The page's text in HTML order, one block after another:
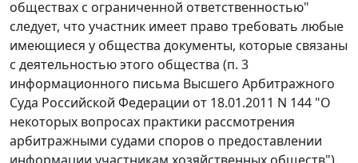
обществах с ограниченной ответственностью"
следует, что участник имеет право требовать любые
имеющиеся у общества документы, которые связаны
с деятельностью этого общества (п. 3
информационного письма Высшего Арбитражного
Суда Российской Федерации от 18.01.2011 N 144 "О
некоторых вопросах практики рассмотрения
арбитражными судами споров о предоставлении